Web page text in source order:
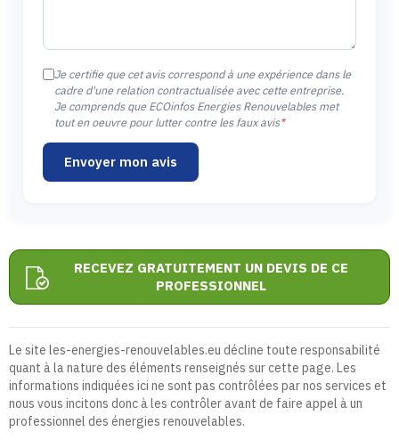
Je certifie que cet avis correspond à une expérience dans le
cadre d'une relation contractualisée avec cette entreprise.
Je comprends que ECOinfos Energies Renouvelables met
tout en oeuvre pour lutter contre les faux avis*
Envoyer mon avis
RECEVEZ GRATUITEMENT UN DEVIS DE CE
PROFESSIONNEL
Le site les-energies-renouvelables.eu décline toute responsabilité
quant à la nature des éléments renseignés sur cette page. Les
informations indiquées ici ne sont pas contrôlées par nos services et
nous vous incitons donc à les contrôler avant de faire appel à un
professionnel des énergies renouvelables.